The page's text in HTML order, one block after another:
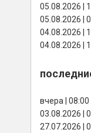
05.08.2026 |
05.08.2026 |
04.08.2026 |
04.08.2026 |
вчера | 08:00
03.08.2026 |
27.07.2026 |